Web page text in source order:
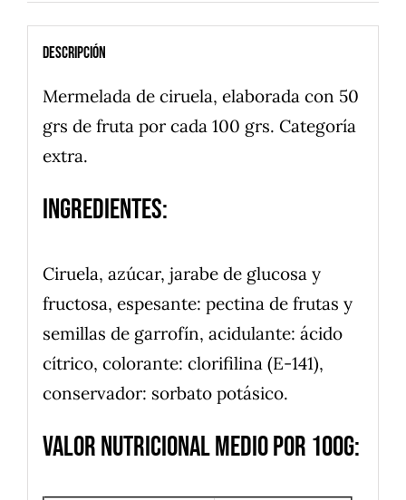
Descripción
Mermelada de ciruela, elaborada con 50
grs de fruta por cada 100 grs. Categoría
extra.
Ingredientes:
Ciruela, azúcar, jarabe de glucosa y
fructosa, espesante: pectina de frutas y
semillas de garrofín, acidulante: ácido
cítrico, colorante: clorifilina (E-141),
conservador: sorbato potásico.
Valor nutricional medio por 100g: